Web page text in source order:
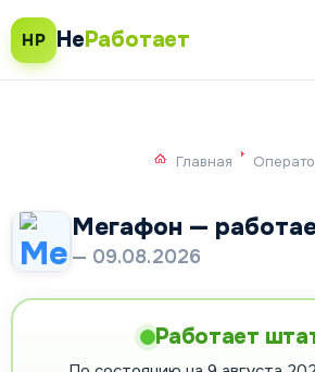
НР НеРаботает
Главная
Мегафон —
— 09.08.2026
Работает